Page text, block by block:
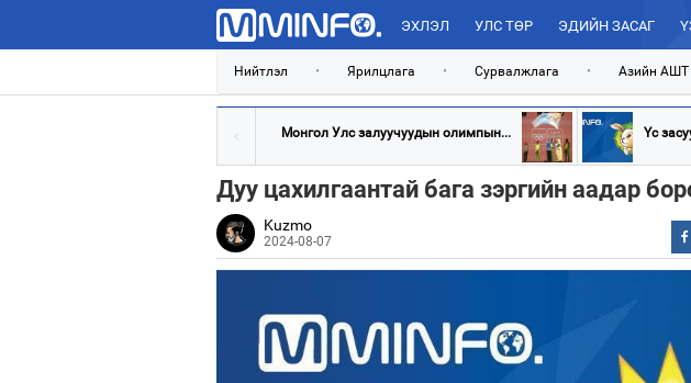
ЭХЛЭЛ УЛС ТӨР ЭДИЙН ЗАСАГ
Нийтлэл • Ярилцлага • Сурвалжлага • Азийн АШТ
Монгол Улс залуучуудын олимпын... Үс
Дуу цахилгаантай бага зэргийн аадар
Kuzmo
2024-08-07